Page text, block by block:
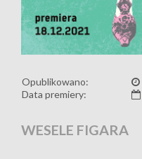
Opublikowano:
Data premiery:
WESELE FIGARA